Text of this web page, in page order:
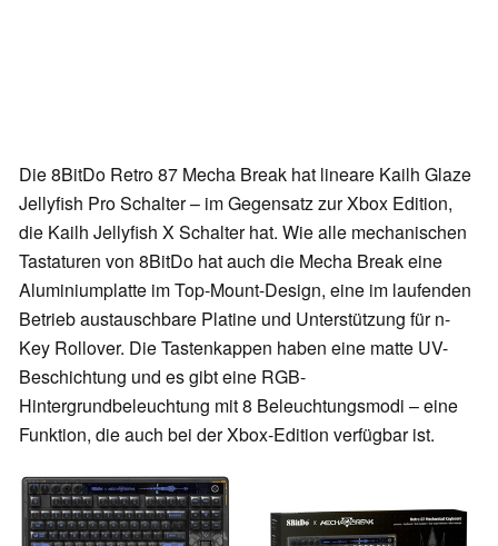
Die 8BitDo Retro 87 Mecha Break hat lineare Kailh Glaze
Jellyfish Pro Schalter – im Gegensatz zur Xbox Edition,
die Kailh Jellyfish X Schalter hat. Wie alle mechanischen
Tastaturen von 8BitDo hat auch die Mecha Break eine
Aluminiumplatte im Top-Mount-Design, eine im laufenden
Betrieb austauschbare Platine und Unterstützung für n-
Key Rollover. Die Tastenkappen haben eine matte UV-
Beschichtung und es gibt eine RGB-
Hintergrundbeleuchtung mit 8 Beleuchtungsmodi – eine
Funktion, die auch bei der Xbox-Edition verfügbar ist.